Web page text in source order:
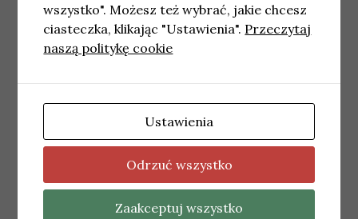
Podobne wpisy
wszystko". Możesz też wybrać, jakie chcesz
ciasteczka, klikając "Ustawienia". Przeczytaj
naszą politykę cookie
Ustawienia
Odrzuć wszystko
Zaakceptuj wszystko